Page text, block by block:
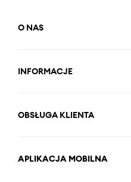
O NAS
INFORMACJE
OBSŁUGA KLIENTA
APLIKACJA MOBILNA